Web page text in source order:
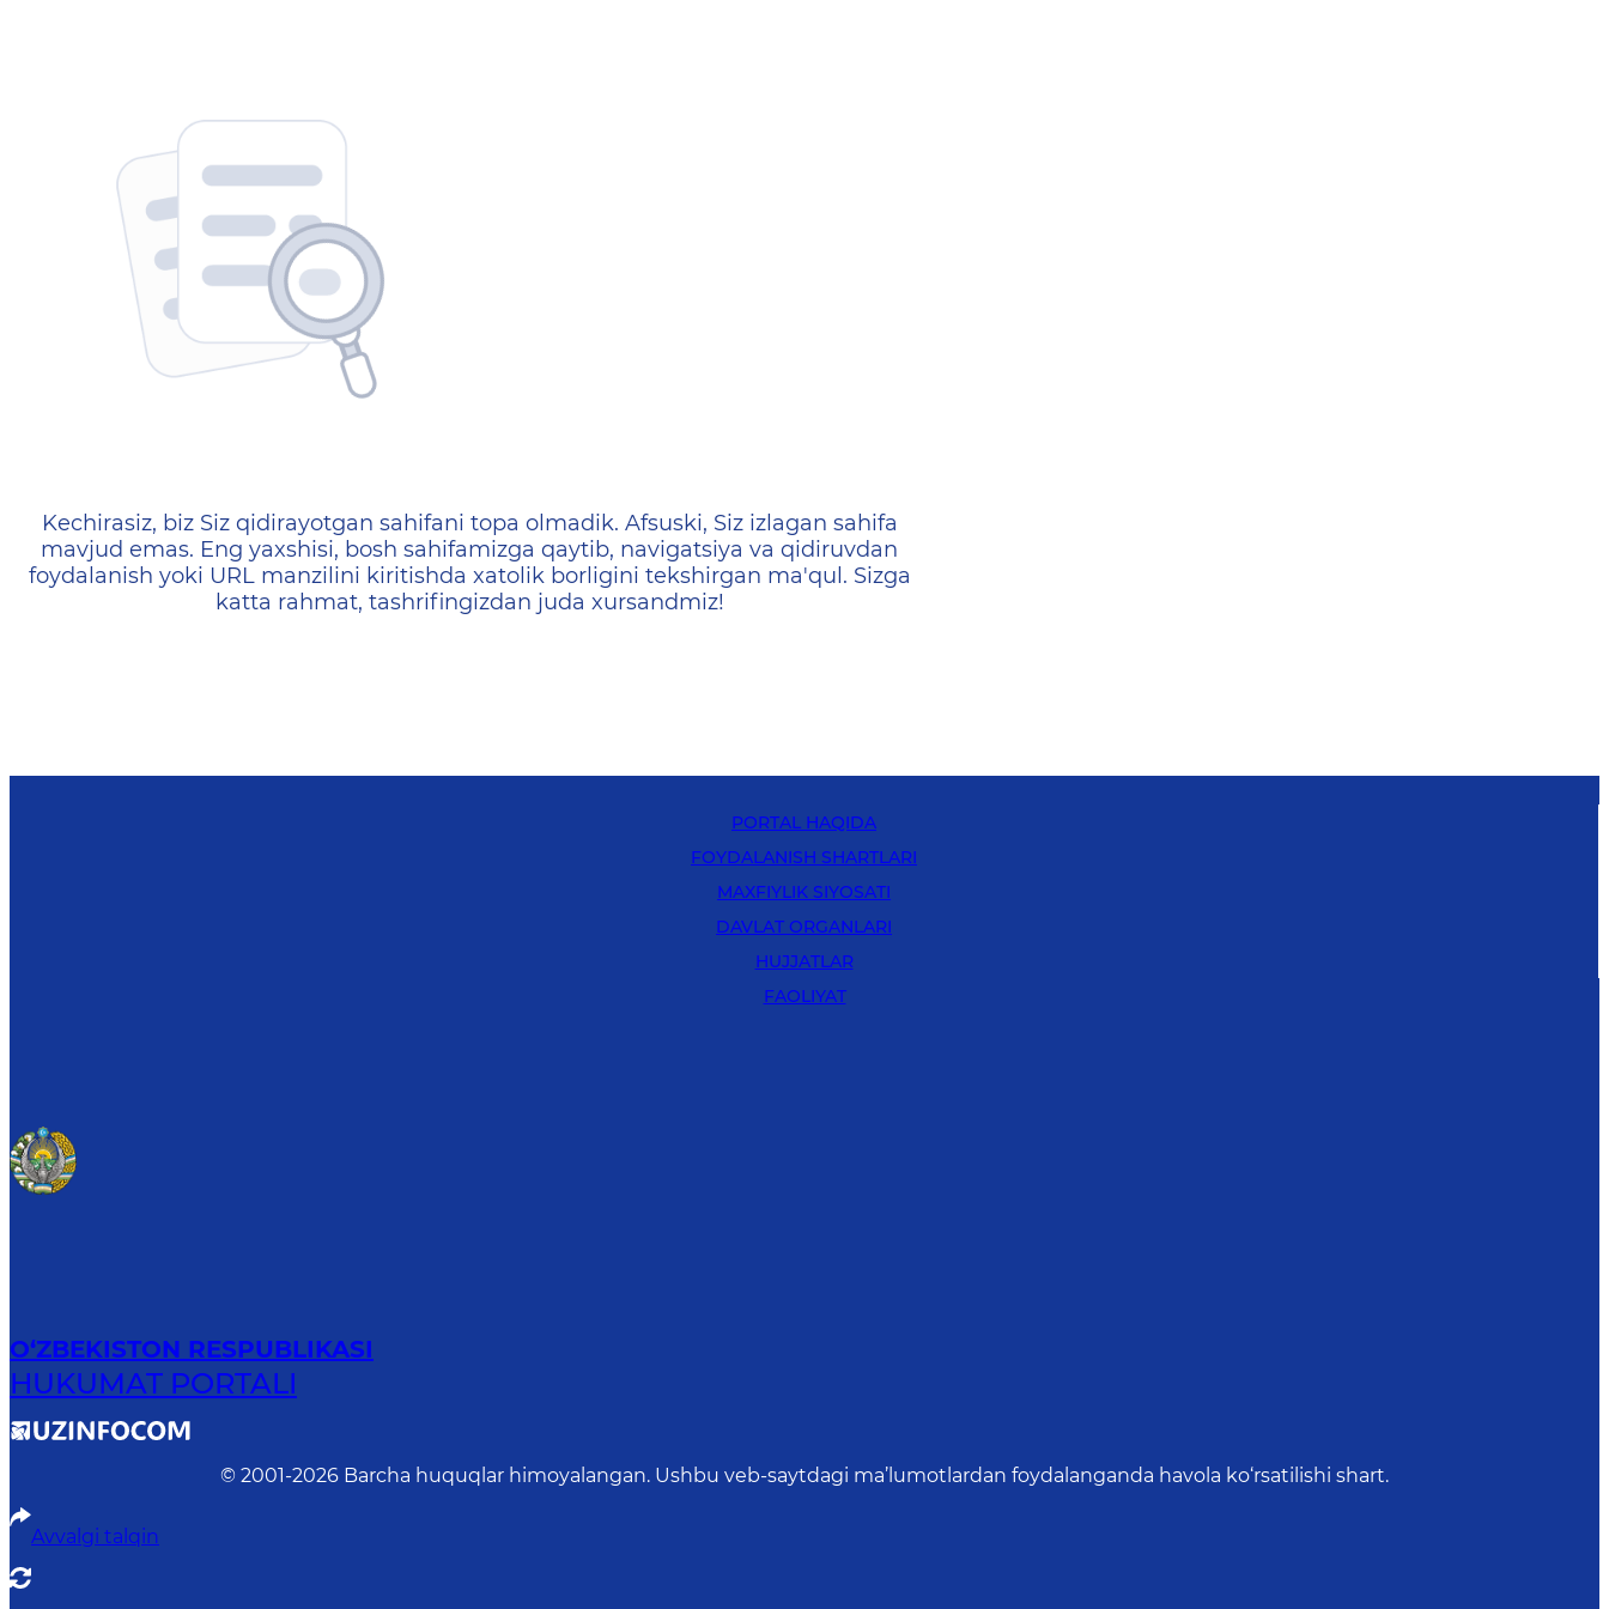
404 — Страница не найдена
Kechirasiz, biz Siz qidirayotgan sahifani topa olmadik. Afsuski, Siz izlagan sahifa
mavjud emas. Eng yaxshisi, bosh sahifamizga qaytib, navigatsiya va qidiruvdan
foydalanish yoki URL manzilini kiritishda xatolik borligini tekshirgan ma'qul. Sizga
katta rahmat, tashrifingizdan juda xursandmiz!
PORTAL HAQIDA
FOYDALANISH SHARTLARI
MAXFIYLIK SIYOSATI
DAVLAT ORGANLARI
HUJJATLAR
FAOLIYAT
O‘ZBEKISTON RESPUBLIKASI
HUKUMAT PORTALI
© 2001-2026 Barcha huquqlar himoyalangan. Ushbu veb-saytdagi ma’lumotlardan foydalanganda havola ko‘rsatilishi shart.
Avvalgi talqin